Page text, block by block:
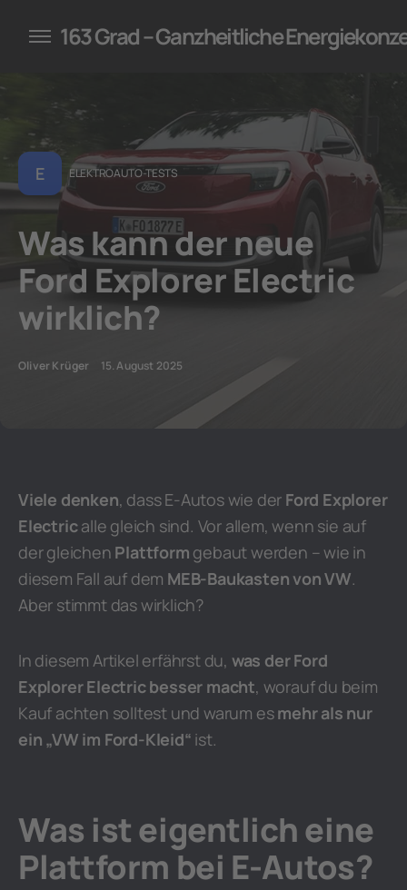
für Unternehmen
163 Grad – Ganzheitliche
E ELEKTROAUTO-TESTS
Was kann der neue
Ford Explorer Electric
wirklich?
Oliver Krüger 15. August 2025
Viele denken, dass E-Autos wie der Ford Explorer
Electricalle gleich sind. Vor allem, wenn sie auf
der gleichen Plattform gebaut werden – wie in
diesem Fall auf dem MEB-Baukasten von VW.
Aber stimmt das wirklich?
In diesem Artikel erfährst du, was der Ford
Explorer Electric besser macht, worauf du beim
Kauf achten solltest und warum esmehr als nur
ein „VW im Ford-Kleid“ ist.
Was ist eigentlich eine
Plattform bei E-Autos?